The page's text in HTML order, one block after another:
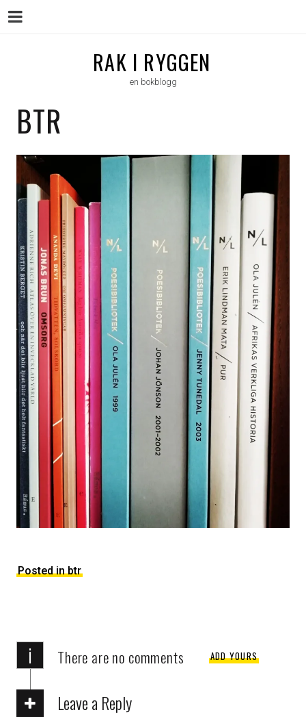
RAK I RYGGEN
en bokblogg
BTR
Posted in btr
i There are no comments ADD YOURS
Leave a Reply
Menu